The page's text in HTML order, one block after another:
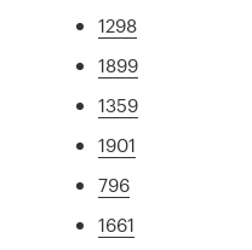
1298
1899
1359
1901
796
1661